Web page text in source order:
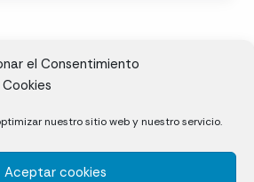
el Consentimiento
nuestro sitio web y nuestro servicio.
Aceptar cookies